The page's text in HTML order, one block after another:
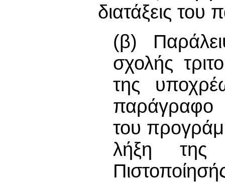
διατάξεις
(β)
σχολής
της
παράγραφο
του
λήξη της